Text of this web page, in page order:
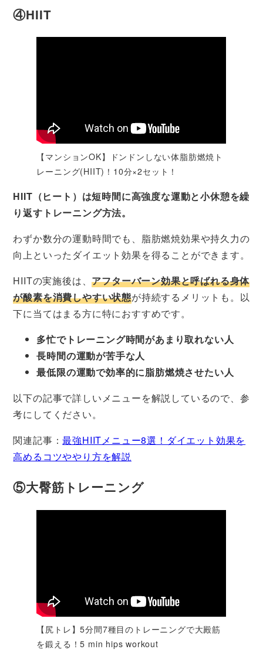
④HIIT
【マンションOK】ドンドンしない体脂肪燃焼ト
レーニング(HIIT)！10分×2セット！
HIIT（ヒート）は短時間に高強度な運動と小休憩を繰
り返すトレーニング方法。
わずか数分の運動時間でも、脂肪燃焼効果や持久力の
向上といったダイエット効果を得ることができます。
HIITの実施後は、アフターバーン効果と呼ばれる身体
が酸素を消費しやすい状態が持続するメリットも。以
下に当てはまる方に特におすすめです。
多忙でトレーニング時間があまり取れない人
長時間の運動が苦手な人
最低限の運動で効率的に脂肪燃焼させたい人
以下の記事で詳しいメニューを解説しているので、参
考にしてください。
関連記事：最強HIITメニュー8選！ダイエット効果を
高めるコツややり方を解説
⑤大臀筋トレーニング
【尻トレ】5分間7種目のトレーニングで大殿筋
を鍛える！5 min hips workout